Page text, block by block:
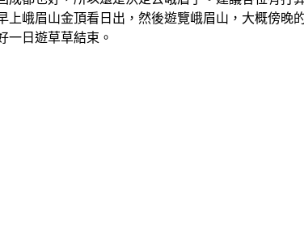
峨眉山金頂看日出，然後遊覽峨眉山，大概傍
一日遊草草結束。